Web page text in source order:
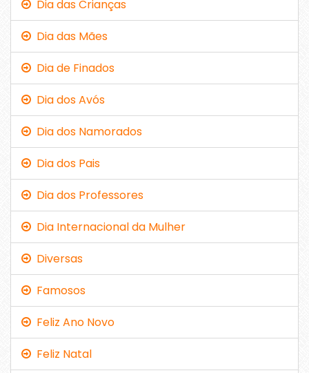
Dia das Crianças
Dia das Mães
Dia de Finados
Dia dos Avós
Dia dos Namorados
Dia dos Pais
Dia dos Professores
Dia Internacional da Mulher
Diversas
Famosos
Feliz Ano Novo
Feliz Natal